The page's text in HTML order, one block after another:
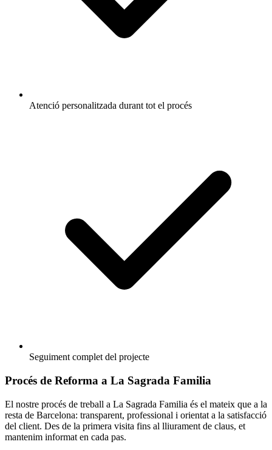
Atenció personalitzada durant tot el procés
Seguiment complet del projecte
Procés de Reforma a La Sagrada Familia
El nostre procés de treball a La Sagrada Familia és el mateix que a la
resta de Barcelona: transparent, professional i orientat a la satisfacció
del client. Des de la primera visita fins al lliurament de claus, et
mantenim informat en cada pas.